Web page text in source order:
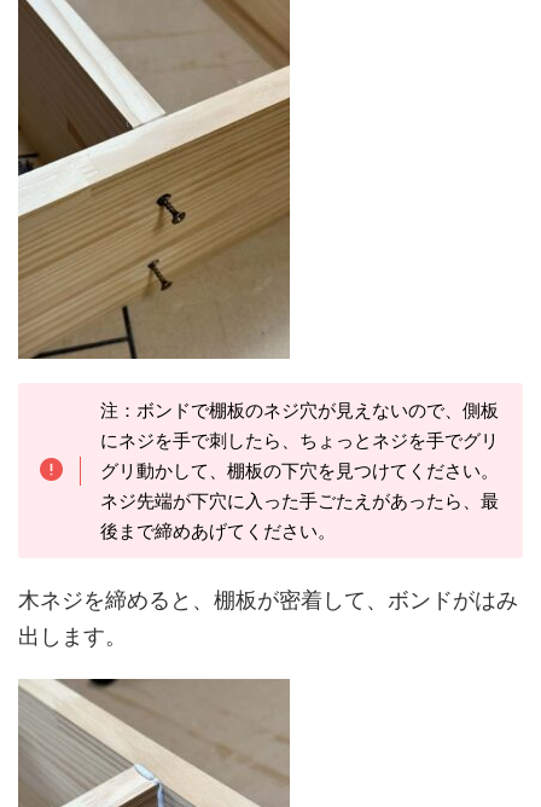
注：ボンドで棚板のネジ穴が見えないので、側板
にネジを手で刺したら、ちょっとネジを手でグリ
グリ動かして、棚板の下穴を見つけてください。
ネジ先端が下穴に入った手ごたえがあったら、最
後まで締めあげてください。
木ネジを締めると、棚板が密着して、ボンドがはみ
出します。